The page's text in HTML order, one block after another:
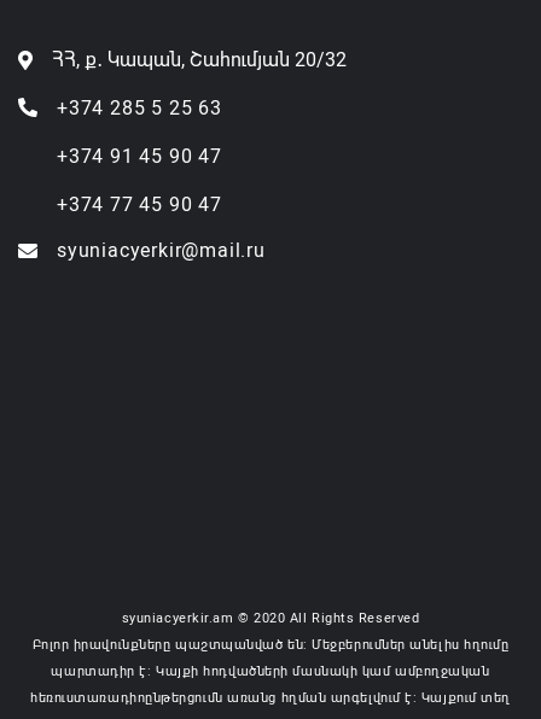
ՀՀ, ք․ Կապան, Շահումյան 20/32
+374 285 5 25 63
+374 91 45 90 47
+374 77 45 90 47
syuniacyerkir@mail.ru
syuniacyerkir.am © 2020 All Rights Reserved
Բոլոր իրավունքները պաշտպանված են: Մեջբերումներ անելիս հղումը
պարտադիր է: Կայքի հոդվածների մասնակի կամ ամբողջական
հեռուստառադիոընթերցումն առանց հղման արգելվում է: Կայքում տեղ